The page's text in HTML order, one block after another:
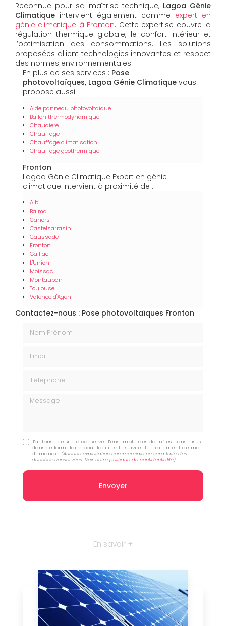
Reconnue pour sa maîtrise technique, Lagoa Génie
Climatique intervient également comme expert en
génie climatique à Fronton. Cette expertise couvre la
régulation thermique globale, le confort intérieur et
l’optimisation des consommations. Les solutions
proposées allient technologies innovantes et respect
des normes environnementales.
En plus de ses services : Pose
photovoltaïques, Lagoa Génie Climatique vous
propose aussi :
Aide panneau photovoltaïque
Ballon thermodynamique
Chaudiere
Chauffage
Chauffage climatisation
Chauffage geothermique
Fronton
Lagoa Génie Climatique Expert en génie
climatique intervient à proximité de :
Albi
Balma
Cahors
Castelsarrasin
Caussade
Fronton
Gaillac
L'Union
Moissac
Montauban
Toulouse
Valence d'Agen
Contactez-nous : Pose photovoltaïques Fronton
Message
J'autorise ce site à conserver l'ensemble des données transmises
dans ce formulaire pour faciliter le suivi et le traitement de ma
demande. (Aucune exploitation commerciale ne sera faite des
données conservées. Voir notrepolitique de confidentialité)
En savoir +